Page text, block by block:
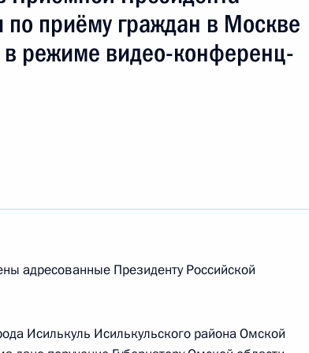
личного приёма, проведённого
дел Российской Федерации
Министерства внутренних дел Российской
приёму граждан в Москве
режиме видео-конференц-
адресованные Президенту Российской
Исилькуль Исилькульского района Омской